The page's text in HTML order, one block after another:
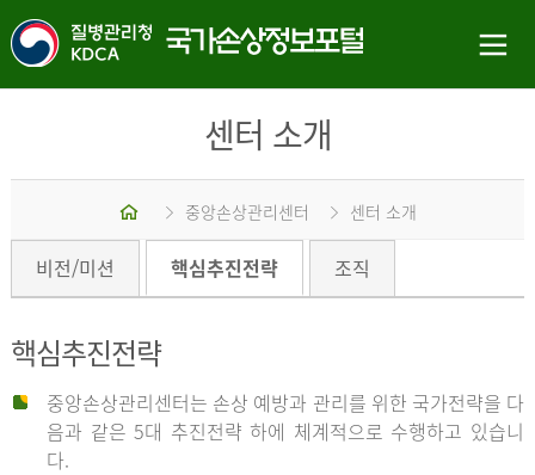
센터 소개
중앙손상관리센터 센터 소개
비전/미션 핵심추진전략 조직
핵심추진전략
중앙손상관리센터는 손상 예방과 관리를 위한 국가전략을 다
음과 같은 5대 추진전략 하에 체계적으로 수행하고 있습니
다.